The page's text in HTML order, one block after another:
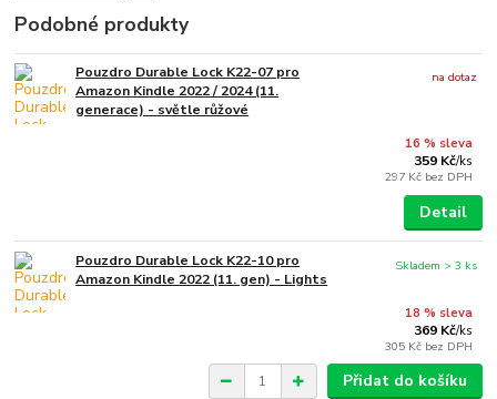
Podobné produkty
Pouzdro Durable Lock K22-07 pro
Amazon Kindle 2022 / 2024 (11.
generace) - světle růžové
16 % sleva
359 Kč/ks
297 Kč bez DPH
na dotaz
Detail
Pouzdro Durable Lock K22-10 pro
Amazon Kindle 2022 (11. gen) - Lights
18 % sleva
369 Kč/ks
305 Kč bez DPH
Skladem > 3 ks
Přidat do košíku